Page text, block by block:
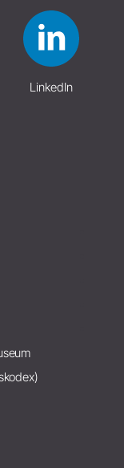
LinkedIn